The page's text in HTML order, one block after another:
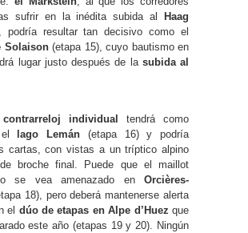
sufrir en la inédita subida al
Haag
podría resultar tan decisivo como el
Solaison(etapa 15), cuyo bautismo en
lugar justo después de la subida al
individual
tendrá como
el
lago Lemán (etapa 16) y podría
cartas, con vistas a un tríptico alpino
broche final. Puede que el maillot
se vea amenazado en Orcières-
18), pero deberá mantenerse alerta
el dúo de etapas en Alpe d’Huez que
este año (etapas 19 y 20). Ningún